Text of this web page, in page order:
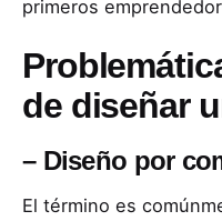
primeros
de diseñar
– Diseño por
El término es